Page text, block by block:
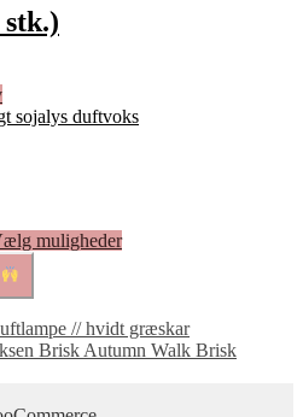
kr.
kr.
mulighederDette
varianter.
Mulighederne
// hvidt græskar
Brisk